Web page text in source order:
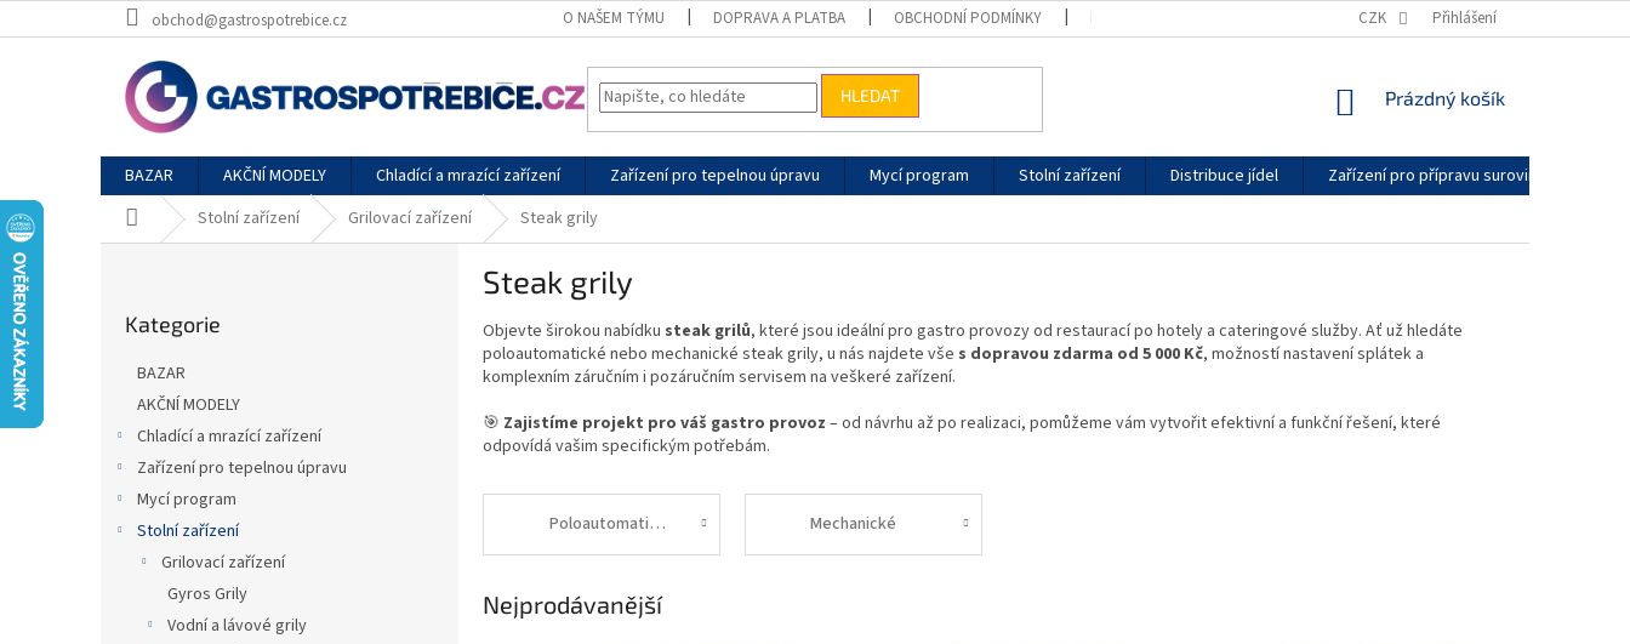
na
obchod@gastrospotrebice.cz O NAŠEM TÝMU DOPRAVA A PLATBA OBCHODNÍ PODMÍNKY ZÁRUČNÍ PODMÍNKY DODACÍ LHŮTY
CZK Přihlášení
HLEDAT
NÁKUPNÍ
Prázdný košík
BAZAR AKČNÍ MODELY Chladící a mrazící zařízení Zařízení pro tepelnou úpravu Mycí program Stolní zařízení Distribuce jídel Zařízení pro přípravu surovin
Domů Stolní zařízení Grilovací zařízení Steak grily
kategorie
Kategorie
BAZAR
AKČNÍ MODELY
Chladící a mrazící zařízení
Zařízení pro tepelnou úpravu
Mycí program
Stolní zařízení
Grilovací zařízení
Gyros Grily
Vodní a lávové grily
Steak grily
Objevte širokou nabídku steak grilů, které jsou ideální pro gastro provozy od restaurací po hotely a cateringové služby. Ať už hledáte
poloautomatické nebo mechanické steak grily, u nás najdete vše s dopravou zdarma od 5 000 Kč, možností nastavení splátek a
komplexním záručním i pozáručním servisem na veškeré zařízení.
🎯 Zajistíme projekt pro váš gastro provoz – od návrhu až po realizaci, pomůžeme vám vytvořit efektivní a funkční řešení, které
odpovídá vašim specifickým potřebám.
Poloautomatické Mechanické
Nejprodávanější